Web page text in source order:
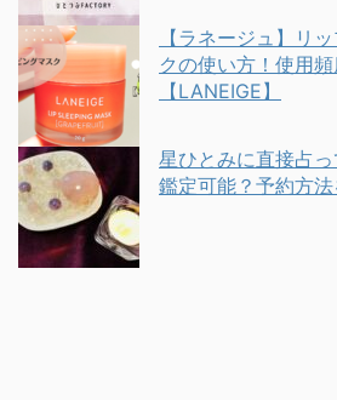
【ラネージュ】リ
クの使い方！使用
【LANEIGE】
星ひとみに直接占
鑑定可能？予約方法